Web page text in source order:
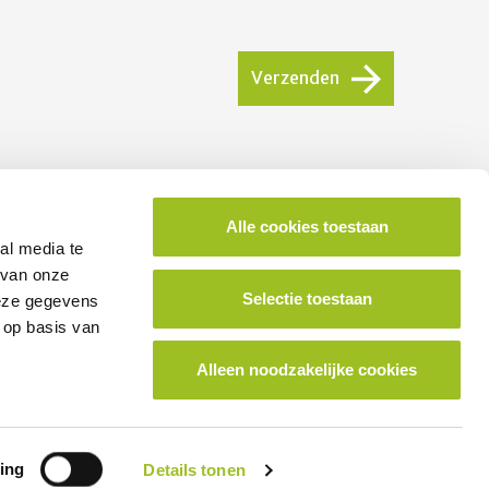
media te
onze
gegevens
basis van
Details tonen
Alle cookies toestaan
Selectie toestaan
Alleen noodzakelijke cookies
Verzenden
lid worden van het platform?
School aanmelden